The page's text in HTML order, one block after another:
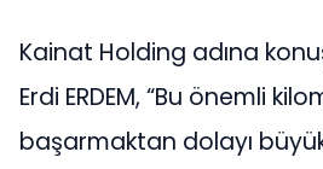
Kainat Holding adına
Erdi ERDEM, “Bu önemli
başarmaktan dolayı